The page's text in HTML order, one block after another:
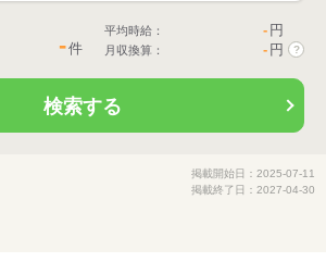
-件
平均時給： - 円
月収換算： - 円 ?
検索する
掲載開始日：2025-07-11
掲載終了日：2027-04-30